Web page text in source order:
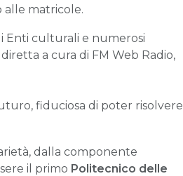
alle matricole.
Enti culturali e numerosi
a cura di FM Web Radio,
fiduciosa di poter risolvere
dalla componente
il primo Politecnico delle